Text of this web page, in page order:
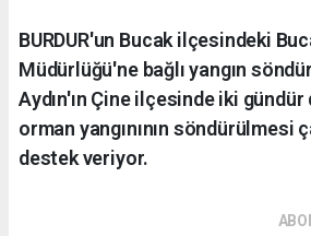
BURDUR'un Bucak ilçesindeki
Müdürlüğü'ne bağlı yangın
Aydın'ın Çine ilçesinde iki gündür
orman yangınının söndürülmesi
destek veriyor.